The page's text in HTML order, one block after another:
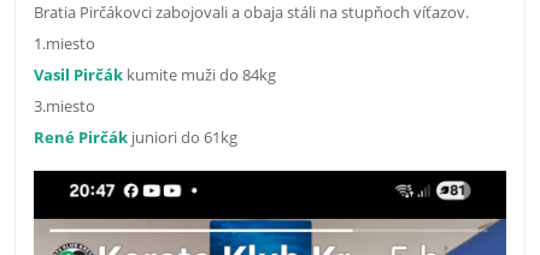
Bratia Pirčákovci zabojovali a obaja stáli na stupňoch víťazov.
1.miesto
Vasil Pirčák kumite muži do 84kg
3.miesto
René Pirčák juniori do 61kg